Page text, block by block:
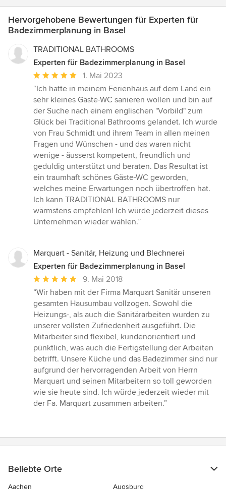
Hervorgehobene Bewertungen für Experten für
Badezimmerplanung in Basel
TRADITIONAL BATHROOMS
Experten für Badezimmerplanung in Basel
Durchschnittliche
Bewertung:
5
von
5
Sternen
1. Mai 2023
“Ich hatte in meinem Ferienhaus auf dem Land ein
sehr kleines Gäste-WC sanieren wollen und bin auf
der Suche nach einem englischen "Vorbild" zum
Glück bei Traditional Bathrooms gelandet. Ich wurde
von Frau Schmidt und ihrem Team in allen meinen
Fragen und Wünschen - und das waren nicht
wenige - äusserst kompetent, freundlich und
geduldig unterstützt und beraten. Das Resultat ist
ein traumhaft schönes Gäste-WC geworden,
welches meine Erwartungen noch übertroffen hat.
Ich kann TRADITIONAL BATHROOMS nur
wärmstens empfehlen! Ich würde jederzeit dieses
Unternehmen wieder wählen.”
Marquart - Sanitär, Heizung und Blechnerei
Experten für Badezimmerplanung in Basel
Durchschnittliche
Bewertung:
5
von
5
Sternen
9. Mai 2018
“Wir haben mit der Firma Marquart Sanitär unseren
gesamten Hausumbau vollzogen. Sowohl die
Heizungs-, als auch die Sanitärarbeiten wurden zu
unserer vollsten Zufriedenheit ausgeführt. Die
Mitarbeiter sind flexibel, kundenorientiert und
pünktlich, was auch die Fertigstellung der Arbeiten
betrifft. Unsere Küche und das Badezimmer sind nur
aufgrund der hervorragenden Arbeit von Herrn
Marquart und seinen Mitarbeitern so toll geworden
wie sie heute sind. Ich würde jederzeit wieder mit
der Fa. Marquart zusammen arbeiten.”
Beliebte Orte
Aachen Augsburg